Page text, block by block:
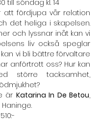
till söndag kl. 14
att fördjupa vår relation
det heliga i skapelsen.
och lyssnar inåt kan vi
liv också speglar
vi bli bättre förvaltare
anförtrott oss? Hur kan
större tacksamhet,
är Katarina In De Betou,